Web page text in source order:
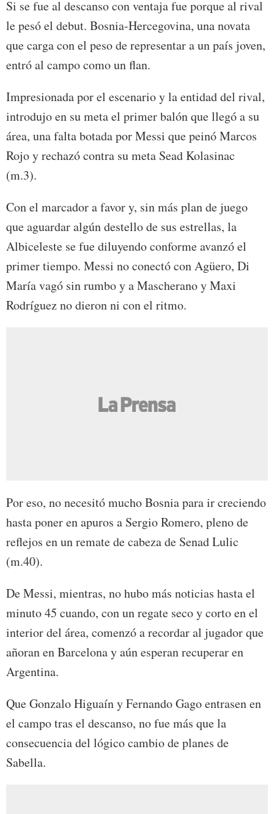
Si se fue al descanso con ventaja fue porque al rival
le pesó el debut. Bosnia-Hercegovina, una novata
que carga con el peso de representar a un país joven,
entró al campo como un flan.
Impresionada por el escenario y la entidad del rival,
introdujo en su meta el primer balón que llegó a su
área, una falta botada por Messi que peinó Marcos
Rojo y rechazó contra su meta Sead Kolasinac
(m.3).
Con el marcador a favor y, sin más plan de juego
que aguardar algún destello de sus estrellas, la
Albiceleste se fue diluyendo conforme avanzó el
primer tiempo. Messi no conectó con Agüero, Di
María vagó sin rumbo y a Mascherano y Maxi
Rodríguez no dieron ni con el ritmo.
Por eso, no necesitó mucho Bosnia para ir creciendo
hasta poner en apuros a Sergio Romero, pleno de
reflejos en un remate de cabeza de Senad Lulic
(m.40).
De Messi, mientras, no hubo más noticias hasta el
minuto 45 cuando, con un regate seco y corto en el
interior del área, comenzó a recordar al jugador que
añoran en Barcelona y aún esperan recuperar en
Argentina.
Que Gonzalo Higuaín y Fernando Gago entrasen en
el campo tras el descanso, no fue más que la
consecuencia del lógico cambio de planes de
Sabella.